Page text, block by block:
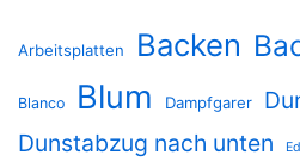
Arbeitsplatten Backen
Blanco Blum Dampfgarer
Dunstabzug nach unten